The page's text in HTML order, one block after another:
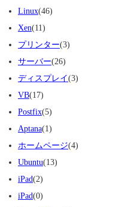
Linux(46)
Xen(11)
プリンター(3)
サーバー(26)
ディスプレイ(3)
VB(17)
Postfix(5)
Aptana(1)
ホームページ(4)
Ubuntu(13)
iPad(2)
iPad(0)